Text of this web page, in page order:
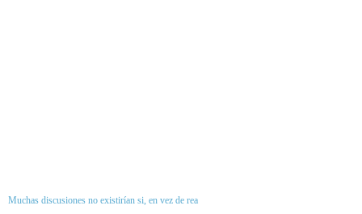
Muchas discusiones no existirían si, en vez de rea